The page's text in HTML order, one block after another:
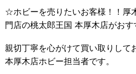
☆ホビーを売りたいお客様！！厚
門店の桃太郎王国 本厚木店がお
親切丁寧を心がけて買い取りして
本厚木店ホビー担当者です。